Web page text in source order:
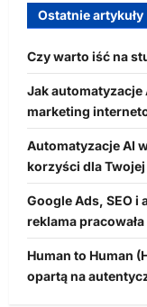
Ostatnie artykuły
Czy warto iść na
Jak
marketing
Automatyzacje AI
korzyści dla
Google Ads, SEO i
reklama
Human to Human
opartą na